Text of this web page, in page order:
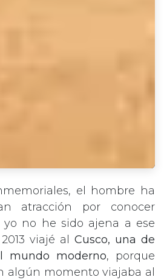
el hombre ha
atracción por conocer
yo no he sido ajena a ese
viajé al Cusco, una de
mundo moderno, porque
algún momento viajaba al